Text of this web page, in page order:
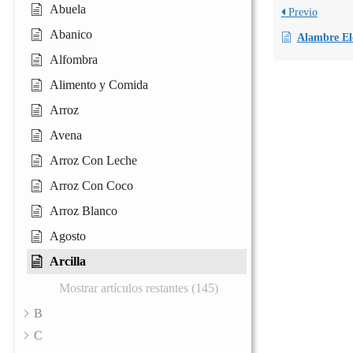
Abuela
Abanico
Alfombra
Alimento y Comida
Arroz
Avena
Arroz Con Leche
Arroz Con Coco
Arroz Blanco
Agosto
Arcilla
Mostrar artículos restantes (145)
B
C
Previo
Alambre